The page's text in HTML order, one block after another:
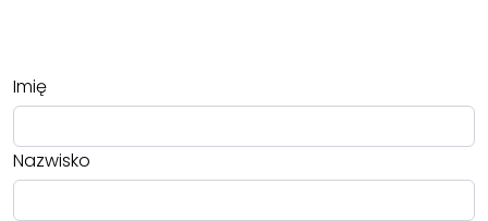
Imię
Nazwisko